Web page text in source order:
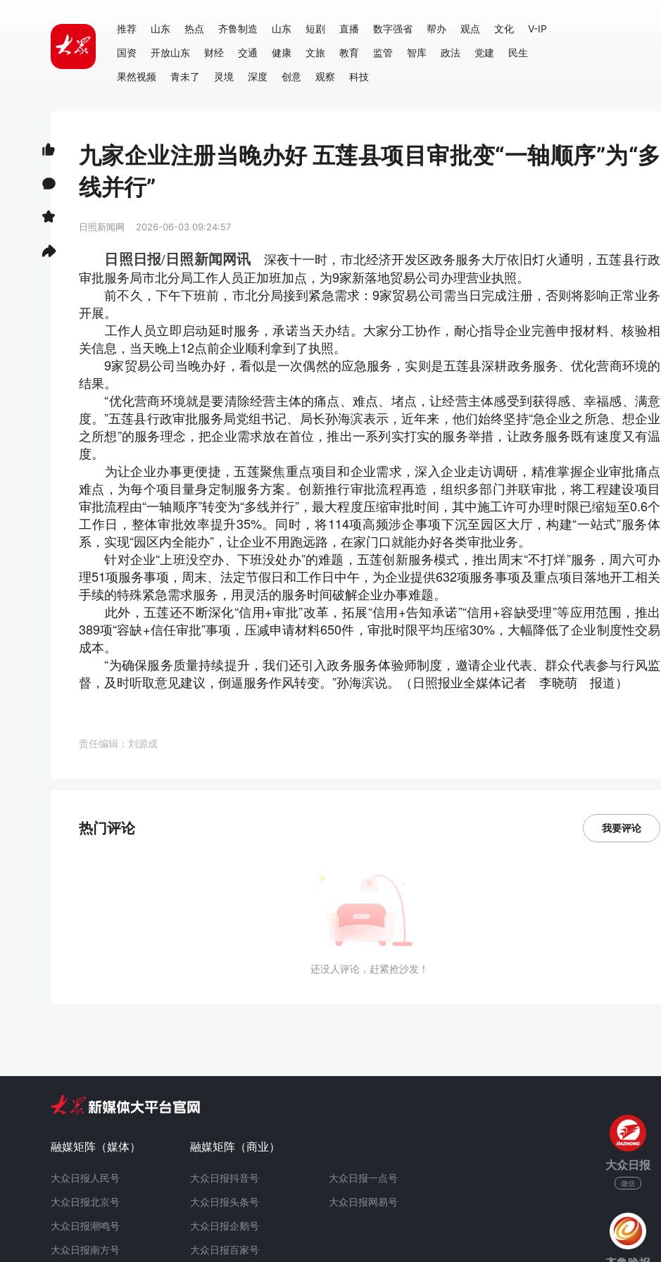
推荐 山东 热点 齐鲁制造 山东 短剧 直播 数字强省 帮办 观点 文化
V-IP
国资
开放山东 财经 交通 健康 文旅 教育 监管 智库 政法 党建
民生
果然视频
青未了 灵境 深度 创意 观察 科技
九家企业注册当晚办好 五莲县项目审批变“一轴顺序”为“多
线并行”
日照新闻网 2026-06-03 09:24:57
日照日报/日照新闻网讯
深夜十一时，市北经济开发区政务服务大厅依旧灯火通明，五莲县行政
审批服务局市北分局工作人员正加班加点，为9家新落地贸易公司办理营业执照。
前不久，下午下班前，市北分局接到紧急需求：9家贸易公司需当日完成注册，否则将影响正常业务
开展。
工作人员立即启动延时服务，承诺当天办结。大家分工协作，耐心指导企业完善申报材料、核验相
关信息，当天晚上12点前企业顺利拿到了执照。
9家贸易公司当晚办好，看似是一次偶然的应急服务，实则是五莲县深耕政务服务、优化营商环境的
结果。
“优化营商环境就是要清除经营主体的痛点、难点、堵点，让经营主体感受到获得感、幸福感、满意
度。”五莲县行政审批服务局党组书记、局长孙海滨表示，近年来，他们始终坚持“急企业之所急、想企业
之所想”的服务理念，把企业需求放在首位，推出一系列实打实的服务举措，让政务服务既有速度又有温
度。
为让企业办事更便捷，五莲聚焦重点项目和企业需求，深入企业走访调研，精准掌握企业审批痛点
难点，为每个项目量身定制服务方案。创新推行审批流程再造，组织多部门并联审批，将工程建设项目
审批流程由“一轴顺序”转变为“多线并行”，最大程度压缩审批时间，其中施工许可办理时限已缩短至0.6个
工作日，整体审批效率提升35%。同时，将114项高频涉企事项下沉至园区大厅，构建“一站式”服务体
系，实现“园区内全能办”，让企业不用跑远路，在家门口就能办好各类审批业务。
针对企业“上班没空办、下班没处办”的难题，五莲创新服务模式，推出周末“不打烊”服务，周六可办
理51项服务事项，周末、法定节假日和工作日中午，为企业提供632项服务事项及重点项目落地开工相关
手续的特殊紧急需求服务，用灵活的服务时间破解企业办事难题。
此外，五莲还不断深化“信用+审批”改革，拓展“信用+告知承诺”“信用+容缺受理”等应用范围，推出
389项“容缺+信任审批”事项，压减申请材料650件，审批时限平均压缩30%，大幅降低了企业制度性交易
成本。
“为确保服务质量持续提升，我们还引入政务服务体验师制度，邀请企业代表、群众代表参与行风监
督，及时听取意见建议，倒逼服务作风转变。”孙海滨说。（日照报业全媒体记者 李晓萌 报道）
责任编辑：刘源成
热门评论 我要评论
还没人评论，赶紧抢沙发！
融媒矩阵（媒体）
大众日报人民号
大众日报北京号
大众日报潮鸣号
大众日报南方号
融媒矩阵（商业）
大众日报抖音号
大众日报头条号
大众日报企鹅号
大众日报百家号
大众日报一点号
大众日报网易号
大众日报
微信